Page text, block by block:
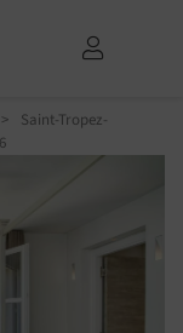
Saint-Tropez-